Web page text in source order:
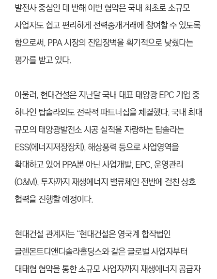
발전사 중심인 데 반해 이번 협약은 국내 최초로 소규모
사업자도 쉽고 편리하게 전력중개거래에 참여할 수 있도록
함으로써, PPA 시장의 진입장벽을 획기적으로 낮췄다는
평가를 받고 있다.
아울러, 현대건설은 지난달 국내 대표 태양광 EPC 기업 중
하나인 탑솔라와도 전략적 파트너십을 체결했다. 국내 최대
규모의 태양광발전소 시공 실적을 자랑하는 탑솔라는
ESS(에너지저장장치), 해상풍력 등으로 사업영역을
확대하고 있어 PPA뿐 아닌 사업개발, EPC, 운영관리
(O&M), 투자까지 재생에너지 밸류체인 전반에 걸친 상호
협력을 진행할 예정이다.
현대건설 관계자는 “현대건설은 영국계 합작법인
글렌몬트디앤디솔라홀딩스와 같은 글로벌 사업자부터
대태협 협약을 통한 소규모 사업자까지 재생에너지 공급자